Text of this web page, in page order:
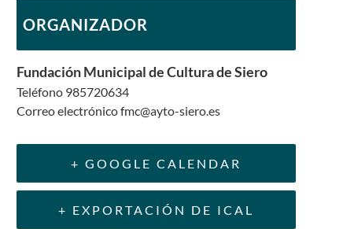
ORGANIZADOR
Fundación Municipal de Cultura de Siero
Teléfono 985720634
Correo electrónicofmc@ayto-siero.es
+ GOOGLE CALENDAR
+ EXPORTACIÓN DE ICAL